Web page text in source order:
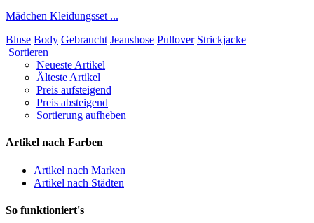
Mädchen Kleidungsset ...
Bluse Body Gebraucht Jeanshose Pullover Strickjacke
Sortieren
Neueste Artikel
Älteste Artikel
Preis aufsteigend
Preis absteigend
Sortierung aufheben
Artikel nach Farben
Artikel nach Marken
Artikel nach Städten
So funktioniert's